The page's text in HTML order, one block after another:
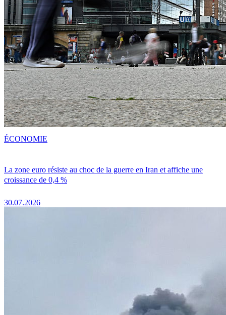
La zone euro résiste au choc de la guerre en Iran et affiche une
croissance de 0,4 %
30.07.2026
ÉCONOMIE